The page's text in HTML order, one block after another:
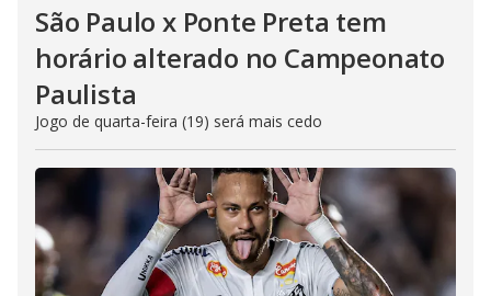
São Paulo x Ponte Preta tem
horário alterado no Campeonato
Paulista
Jogo de quarta-feira (19) será mais cedo